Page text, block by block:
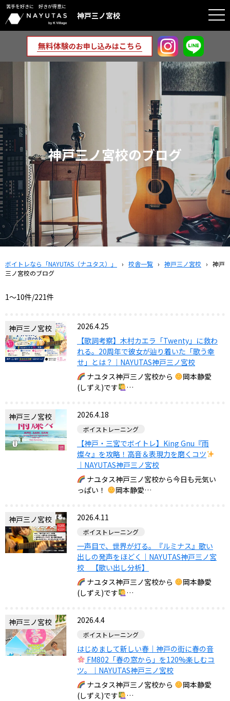
苦手を好きに 好きが得意に
神戸三ノ宮校
神戸三ノ宮校のブログ
ボイトレなら「NAYUTAS（ナユタス）」 › 校舎一覧 › 神戸三ノ宮校 › 神戸
三ノ宮校のブログ
1〜10件/221件
神戸三ノ宮校
2026.4.25
【歌詞考察】木村カエラ「Twenty」に救わ
れる。20周年で彼女が辿り着いた「歌う幸
せ」とは？｜NAYUTAS神戸三ノ宮校
ナユタス神戸三ノ宮校から
岡本静愛
(しずえ)です
…
神戸三ノ宮校 2026.4.18
ボイストレーニング
【神戸・三宮でボイトレ】King Gnu『雨
燦々』を攻略！高音＆表現力を磨くコツ
｜NAYUTAS神戸三ノ宮校
ナユタス神戸三ノ宮校から今日も元気い
っぱい！
岡本静愛…
神戸三ノ宮校 2026.4.11
ボイストレーニング
一声目で、世界が灯る。『ルミナス』歌い
出しの発声をほどく｜NAYUTAS神戸三ノ宮
校 【歌い出し分析】
ナユタス神戸三ノ宮校から
岡本静愛
(しずえ)です
…
神戸三ノ宮校 2026.4.4
ボイストレーニング
はじめまして新しい春｜神戸の街に春の音
FM802「春の窓から」を120%楽しむコ
ツ。｜NAYUTAS神戸三ノ宮校
ナユタス神戸三ノ宮校から
岡本静愛
(しずえ)です
…